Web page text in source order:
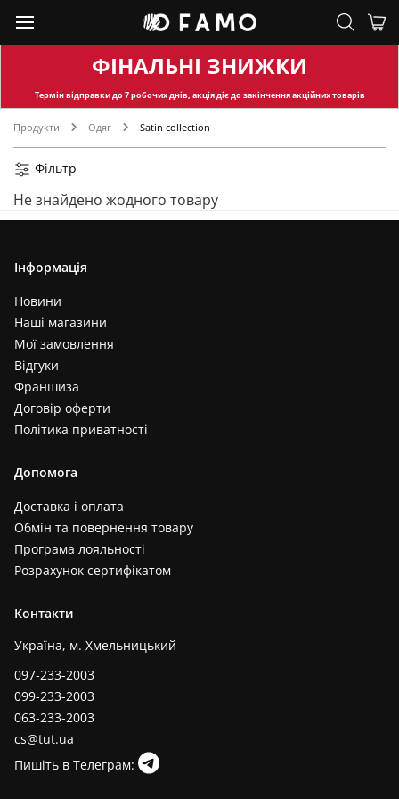
ФІНАЛЬНІ ЗНИЖКИ
Термін відправкидо 7 робочих днів, акція діє до закінчення акційних товарів
Продукти Одяг Satin collection
Фільтр
Не знайдено жодного товару
Інформація
Новини
Наші магазини
Мої замовлення
Відгуки
Франшиза
Договір оферти
Політика приватності
Допомога
Доставка і оплата
Обмін та повернення товару
Програма лояльності
Розрахунок сертифікатом
Контакти
Україна, м. Хмельницький
097-233-2003
099-233-2003
063-233-2003
cs@tut.ua
Пишіть в Телеграм: